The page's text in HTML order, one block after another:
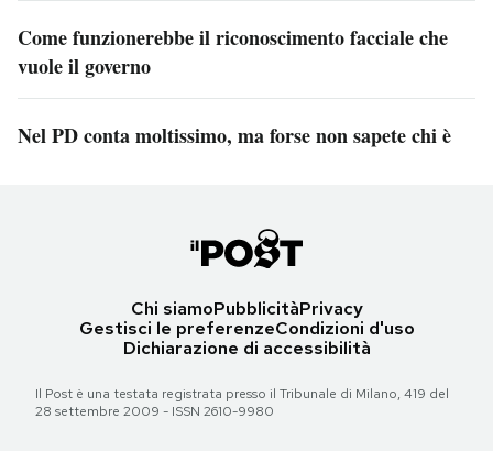
Come funzionerebbe il riconoscimento facciale che
vuole il governo
Nel PD conta moltissimo, ma forse non sapete chi è
Chi siamoPubblicitàPrivacy
Gestisci le preferenzeCondizioni d'uso
Dichiarazione di accessibilità
Il Post è una testata registrata presso il Tribunale di Milano, 419 del
28 settembre 2009 - ISSN 2610-9980